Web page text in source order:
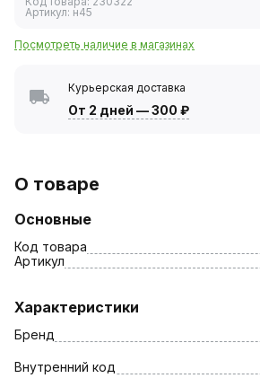
Артикул: н45
Посмотреть наличие в магазинах
Курьерская доставка
От 2 дней —300 ₽
О товаре
Основные
Код товара
Артикул
Характеристики
Бренд
Внутренний код